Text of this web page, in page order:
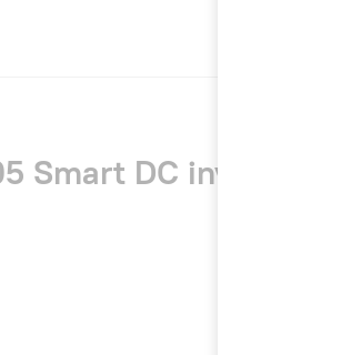
Smart DC inverter R32